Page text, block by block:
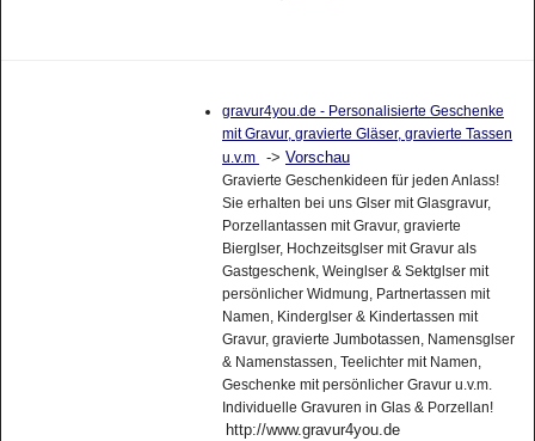
gravur4you.de - Personalisierte Geschenke
mit Gravur, gravierte Gläser, gravierte Tassen
u.v.m
-> Vorschau
Gravierte Geschenkideen für jeden Anlass!
Sie erhalten bei uns Glser mit Glasgravur,
Porzellantassen mit Gravur, gravierte
Bierglser, Hochzeitsglser mit Gravur als
Gastgeschenk, Weinglser & Sektglser mit
persönlicher Widmung, Partnertassen mit
Namen, Kinderglser & Kindertassen mit
Gravur, gravierte Jumbotassen, Namensglser
& Namenstassen, Teelichter mit Namen,
Geschenke mit persönlicher Gravur u.v.m.
Individuelle Gravuren in Glas & Porzellan!
http://www.gravur4you.de